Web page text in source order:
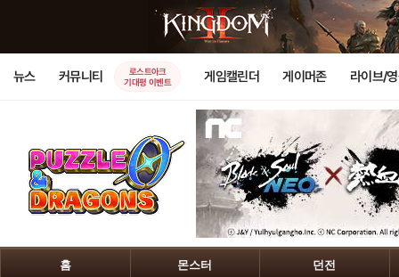
뉴스 커뮤니티
로스트아크
기대평 이벤트
게임캘린더 게이머존 라이브/
홈 몬스터 던전